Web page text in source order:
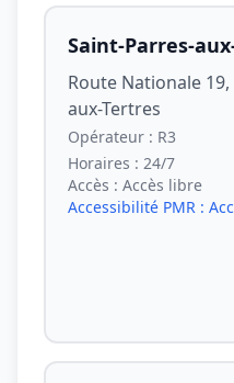
Saint-Parres-
Route Nationale
aux-Tertres
Opérateur : R3
Horaires : 24/7
Accès : Accès libre
Accessibilité PMR :